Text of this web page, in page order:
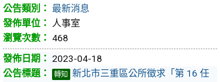
最新消息
人事室
468
2023-04-18
轉知
新北市三重區公所徵求「第 16 任